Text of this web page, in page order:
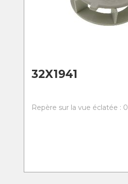
32X1941
Repère sur la vue éclatée : 0